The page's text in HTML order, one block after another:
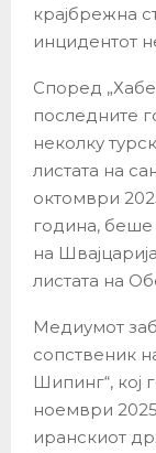
крајбрежна
инцидентот
Според
последните
неколку
листата на
октомври
година, беше
на
листата на
Медиумот
сопственик
Шипинг“, кој
ноември
иранскиот